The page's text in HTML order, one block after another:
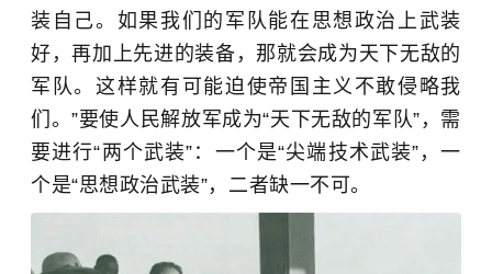
装自己。如果我们的军队能在思想政治上武装
好，再加上先进的装备，那就会成为天下无敌的
军队。这样就有可能迫使帝国主义不敢侵略我
们。”要使人民解放军成为“天下无敌的军队”，需
要进行“两个武装”：一个是“尖端技术武装”，一
个是“思想政治武装”，二者缺一不可。